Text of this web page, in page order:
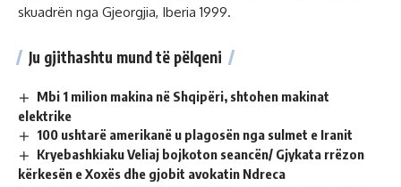
skuadrën nga Gjeorgjia, Iberia 1999.
Ju gjithashtu mund të pëlqeni
Mbi 1 milion makina në Shqipëri, shtohen makinat
elektrike
100 ushtarë amerikanë u plagosën nga sulmet e Iranit
Kryebashkiaku Veliaj bojkoton seancën/ Gjykata rrëzon
kërkesën e Xoxës dhe gjobit avokatin Ndreca